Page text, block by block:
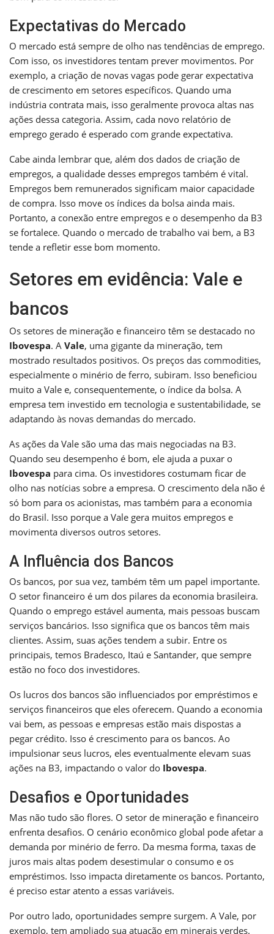
Expectativas do Mercado
O mercado está sempre de olho nas tendências de emprego.
Com isso, os investidores tentam prever movimentos. Por
exemplo, a criação de novas vagas pode gerar expectativa
de crescimento em setores específicos. Quando uma
indústria contrata mais, isso geralmente provoca altas nas
ações dessa categoria. Assim, cada novo relatório de
emprego gerado é esperado com grande expectativa.
Cabe ainda lembrar que, além dos dados de criação de
empregos, a qualidade desses empregos também é vital.
Empregos bem remunerados significam maior capacidade
de compra. Isso move os índices da bolsa ainda mais.
Portanto, a conexão entre empregos e o desempenho da B3
se fortalece. Quando o mercado de trabalho vai bem, a B3
tende a refletir esse bom momento.
Setores em evidência: Vale e
bancos
Os setores de mineração e financeiro têm se destacado no
Ibovespa. A Vale, uma gigante da mineração, tem
mostrado resultados positivos. Os preços das commodities,
especialmente o minério de ferro, subiram. Isso beneficiou
muito a Vale e, consequentemente, o índice da bolsa. A
empresa tem investido em tecnologia e sustentabilidade, se
adaptando às novas demandas do mercado.
As ações da Vale são uma das mais negociadas na B3.
Quando seu desempenho é bom, ele ajuda a puxar o
Ibovespa para cima. Os investidores costumam ficar de
olho nas notícias sobre a empresa. O crescimento dela não é
só bom para os acionistas, mas também para a economia
do Brasil. Isso porque a Vale gera muitos empregos e
movimenta diversos outros setores.
A Influência dos Bancos
Os bancos, por sua vez, também têm um papel importante.
O setor financeiro é um dos pilares da economia brasileira.
Quando o emprego estável aumenta, mais pessoas buscam
serviços bancários. Isso significa que os bancos têm mais
clientes. Assim, suas ações tendem a subir. Entre os
principais, temos Bradesco, Itaú e Santander, que sempre
estão no foco dos investidores.
Os lucros dos bancos são influenciados por empréstimos e
serviços financeiros que eles oferecem. Quando a economia
vai bem, as pessoas e empresas estão mais dispostas a
pegar crédito. Isso é crescimento para os bancos. Ao
impulsionar seus lucros, eles eventualmente elevam suas
ações na B3, impactando o valor do Ibovespa.
Desafios e Oportunidades
Mas não tudo são flores. O setor de mineração e financeiro
enfrenta desafios. O cenário econômico global pode afetar a
demanda por minério de ferro. Da mesma forma, taxas de
juros mais altas podem desestimular o consumo e os
empréstimos. Isso impacta diretamente os bancos. Portanto,
é preciso estar atento a essas variáveis.
Por outro lado, oportunidades sempre surgem. A Vale, por
exemplo, tem ampliado sua atuação em minerais verdes.